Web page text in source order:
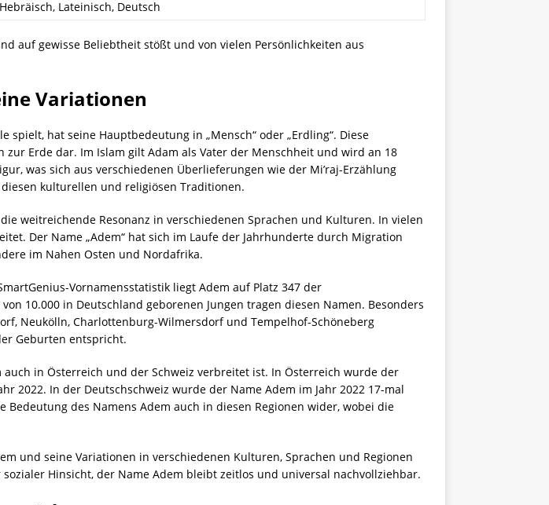
Hebräisch, Lateinisch, Deutsch
auf gewisse Beliebtheit stößt und von vielen Persönlichkeiten aus
Variationen
hat seine Hauptbedeutung in „Mensch“ oder „Erdling“. Diese
Erde dar. Im Islam gilt Adam als Vater der Menschheit und wird an 18
was sich aus verschiedenen Überlieferungen wie der Mi’raj-Erzählung
kulturellen und religiösen Traditionen.
weitreichende Resonanz in verschiedenen Sprachen und Kulturen. In vielen
Der Name „Adem“ hat sich im Laufe der Jahrhunderte durch Migration
im Nahen Osten und Nordafrika.
Vornamensstatistik liegt Adem auf Platz 347 der
10.000 in Deutschland geborenen Jungen tragen diesen Namen. Besonders
Neukölln, Charlottenburg-Wilmersdorf und Tempelhof-Schöneberg
Geburten entspricht.
in Österreich und der Schweiz verbreitet ist. In Österreich wurde der
2022. In der Deutschschweiz wurde der Name Adem im Jahr 2022 17-mal
des Namens Adem auch in diesen Regionen wider, wobei die
und seine Variationen in verschiedenen Kulturen, Sprachen und Regionen
Hinsicht, der Name Adem bleibt zeitlos und universal nachvollziehbar.